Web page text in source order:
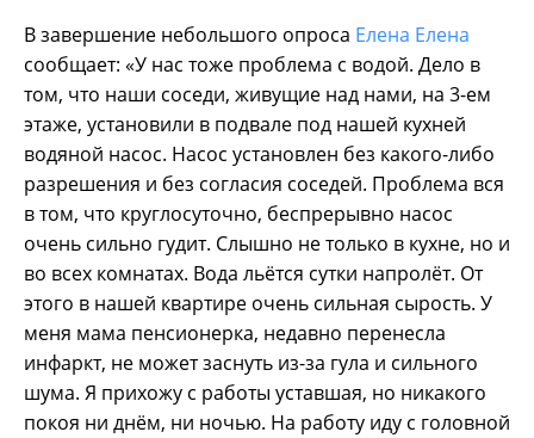
В завершение небольшого опроса Елена Елена
сообщает: «У нас тоже проблема с водой. Дело в
том, что наши соседи, живущие над нами, на 3-ем
этаже, установили в подвале под нашей кухней
водяной насос. Насос установлен без какого-либо
разрешения и без согласия соседей. Проблема вся
в том, что круглосуточно, беспрерывно насос
очень сильно гудит. Слышно не только в кухне, но и
во всех комнатах. Вода льётся сутки напролёт. От
этого в нашей квартире очень сильная сырость. У
меня мама пенсионерка, недавно перенесла
инфаркт, не может заснуть из-за гула и сильного
шума. Я прихожу с работы уставшая, но никакого
покоя ни днём, ни ночью. На работу иду с головной